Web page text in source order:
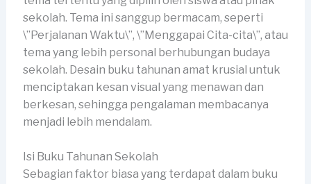
sekolah. Tema ini sanggup bermacam, seperti
\”Perjalanan Waktu\”, \”Menggapai Cita-cita\”, atau
tema yang lebih personal berhubungan budaya
sekolah. Desain buku tahunan amat krusial untuk
menciptakan kesan visual yang menawan dan
berkesan, sehingga pengalaman membacanya
menjadi lebih mendalam.
Isi Buku Tahunan Sekolah
Sebagian faktor biasa yang terdapat dalam buku